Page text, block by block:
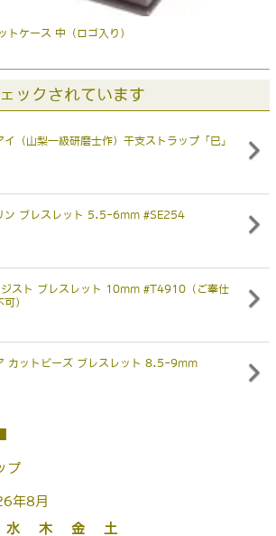
トケース 中（ロゴ入り）
ックされています
イ（山梨一級研磨士作）干支ストラップ「巳」
ン ブレスレット 5.5-6mm #SE254
ジスト ブレスレット 10mm #T4910（ご奉仕
）
カットビーズ ブレスレット 8.5-9mm
プ
年8月
水 木 金 土